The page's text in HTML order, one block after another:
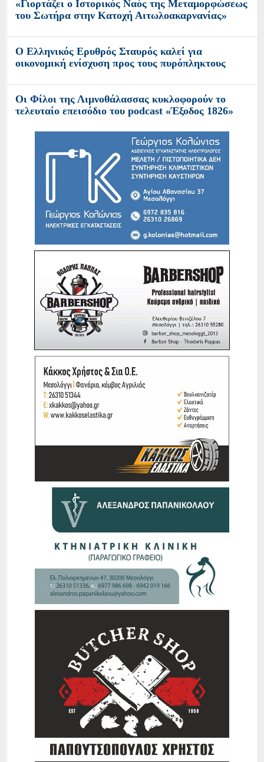
«Γιορτάζει ο Ιστορικός Ναός της Μεταμορφώσεως
του Σωτήρα στην Κατοχή Αιτωλοακαρνανίας»
O Ελληνικός Ερυθρός Σταυρός καλεί για
οικονομική ενίσχυση προς τους πυρόπληκτους
Οι Φίλοι της Λιμνοθάλασσας κυκλοφορούν το
τελευταίο επεισόδιο του podcast «Έξοδος 1826»